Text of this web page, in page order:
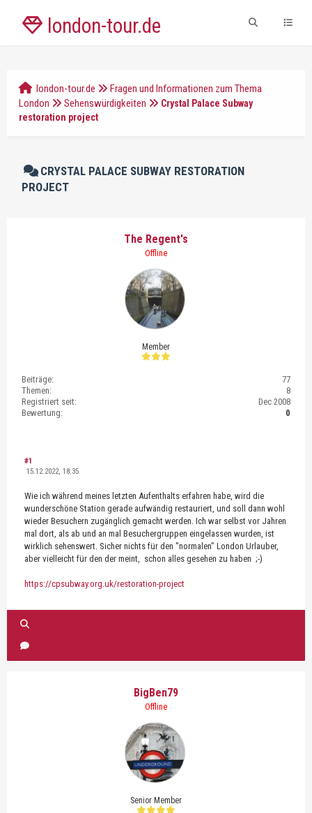
london-tour.de
london-tour.de
Fragen und Informationen zum Thema
London
Sehenswürdigkeiten
Crystal Palace Subway
restoration project
CRYSTAL PALACE SUBWAY RESTORATION
PROJECT
The Regent's
Offline
Member
Beiträge:
77
Themen:
8
Registriert seit:
Dec 2008
Bewertung:
0
#1
15.12.2022, 18:35
Wie ich während meines letzten Aufenthalts erfahren habe, wird die
wunderschöne Station gerade aufwändig restauriert, und soll dann wohl
wieder Besuchern zugänglich gemacht werden. Ich war selbst vor Jahren
mal dort, als ab und an mal Besuchergruppen eingelassen wurden, ist
wirklich sehenswert. Sicher nichts für den "normalen" London Urlauber,
aber vielleicht für den der meint, schon alles gesehen zu haben ;-)
https://cpsubway.org.uk/restoration-project
BigBen79
Offline
Senior Member